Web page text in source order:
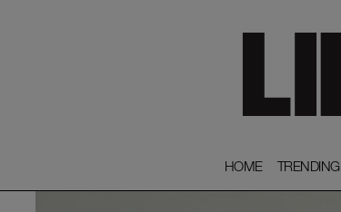
HOME
HOME TRENDING
TRENDING